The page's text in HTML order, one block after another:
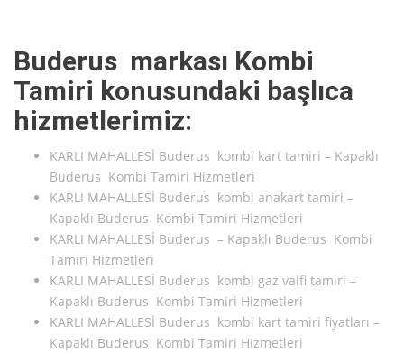
Buderus markası Kombi
Tamiri konusundaki başlıca
hizmetlerimiz:
KARLI MAHALLESİ Buderus kombi kart tamiri – Kapaklı
Buderus Kombi Tamiri Hizmetleri
KARLI MAHALLESİ Buderus kombi anakart tamiri –
Kapaklı Buderus Kombi Tamiri Hizmetleri
KARLI MAHALLESİ Buderus – Kapaklı Buderus Kombi
Tamiri Hizmetleri
KARLI MAHALLESİ Buderus kombi gaz valfi tamiri –
Kapaklı Buderus Kombi Tamiri Hizmetleri
KARLI MAHALLESİ Buderus kombi kart tamiri fiyatları –
Kapaklı Buderus Kombi Tamiri Hizmetleri